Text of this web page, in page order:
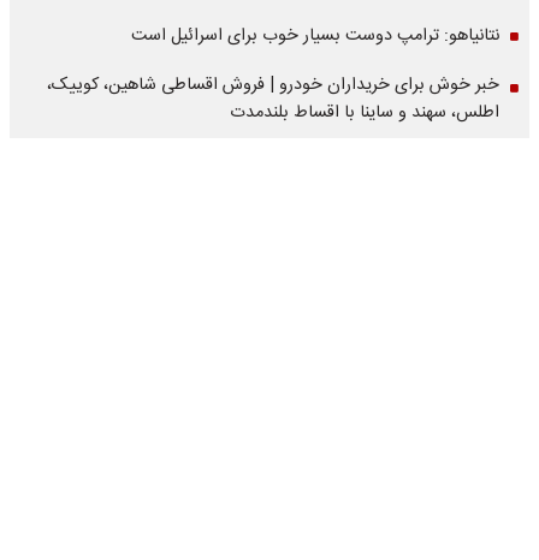
نتانیاهو: ترامپ دوست بسیار خوب برای اسرائیل است
خبر خوش برای خریداران خودرو | فروش اقساطی شاهین، کوییک،
اطلس، سهند و ساینا با اقساط بلندمدت